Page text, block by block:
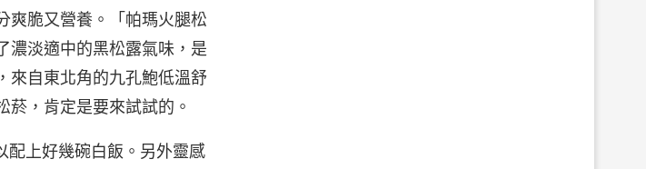
爽脆又營養。「帕瑪火腿松
濃淡適中的黑松露氣味，是
來自東北角的九孔鮑低溫舒
，肯定是要來試試的。